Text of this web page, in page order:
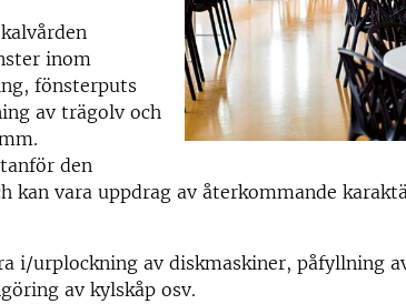
inom
fönsterputs
av trägolv och
den
kan vara uppdrag av återkommande
i/urplockning av diskmaskiner, påfyllning
av kylskåp osv.